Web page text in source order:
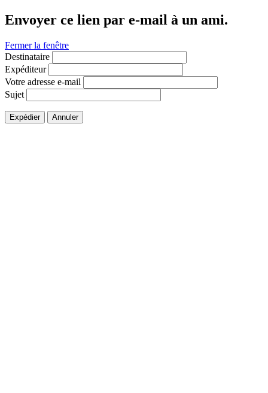
Envoyer ce lien par e-mail à un ami.
Fermer la fenêtre
Destinataire
Expéditeur
Votre adresse e-mail
Sujet
Expédier Annuler